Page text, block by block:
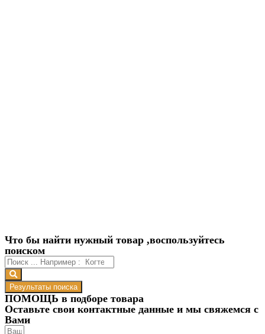
Что бы найти нужный товар ,воспользуйтесь
поиском
Результаты поиска
ПОМОЩЬ в подборе товара
Оставьте свои контактные данные и мы свяжемся с
Вами